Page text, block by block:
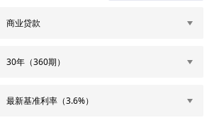
商业贷款
30年（360期）
最新基准利率（3.6%）